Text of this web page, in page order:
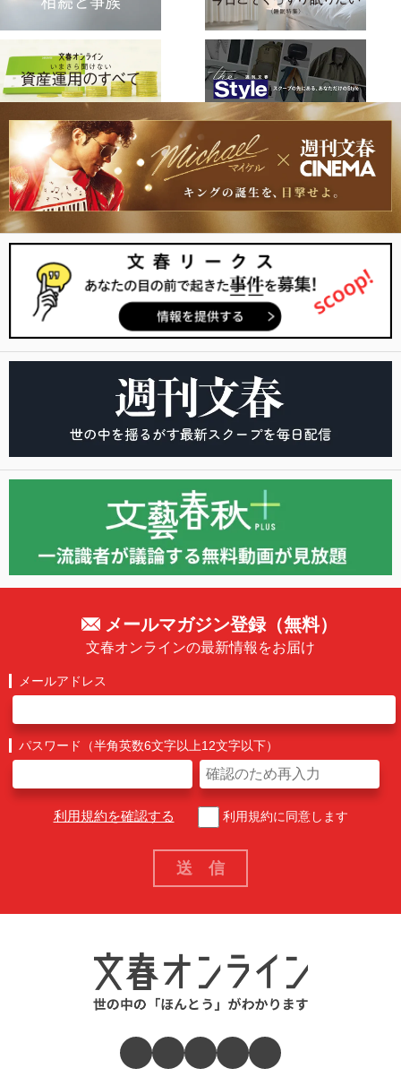
メールマガジン登録（無料）
文春オンラインの最新情報をお届け
メールアドレス
パスワード（半角英数6文字以上12文字以下）
利用規約を確認する 利用規約に同意します